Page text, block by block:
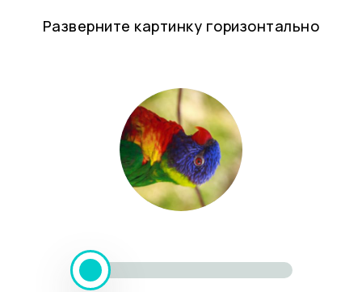
Разверните картинку горизонтально